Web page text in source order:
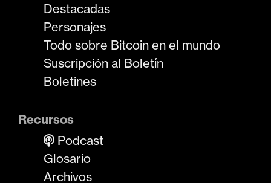
Destacadas
Personajes
Todo sobre Bitcoin en el mundo
Suscripción al Boletín
Boletines
Recursos
Podcast
Glosario
Archivos